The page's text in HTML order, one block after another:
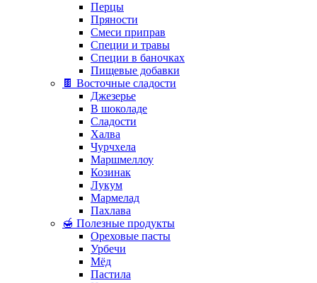
Перцы
Пряности
Смеси приправ
Специи и травы
Специи в баночках
Пищевые добавки
🍫 Восточные сладости
Джезерье
В шоколаде
Сладости
Халва
Чурчхела
Маршмеллоу
Козинак
Лукум
Мармелад
Пахлава
🍯 Полезные продукты
Ореховые пасты
Урбечи
Мёд
Пастила